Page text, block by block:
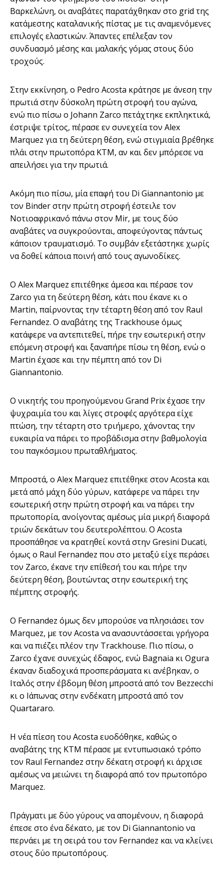
Βαρκελώνη, οι αναβάτες παρατάχθηκαν στο grid της
κατάμεστης καταλανικής πίστας με τις αναμενόμενες
επιλογές ελαστικών. Άπαντες επέλεξαν τον
συνδυασμό μέσης και μαλακής γόμας στους δύο
τροχούς.
Στην εκκίνηση, ο Pedro Acosta κράτησε με άνεση την
πρωτιά στην δύσκολη πρώτη στροφή του αγώνα,
ενώ πιο πίσω ο Johann Zarco πετάχτηκε εκπληκτικά,
έστριψε τρίτος, πέρασε εν συνεχεία τον Alex
Marquez για τη δεύτερη θέση, ενώ στιγμιαία βρέθηκε
πλάι στην πρωτοπόρα ΚΤΜ, αν και δεν μπόρεσε να
απειλήσει για την πρωτιά.
Ακόμη πιο πίσω, μία επαφή του Di Giannantonio με
τον Binder στην πρώτη στροφή έστειλε τον
Νοτιοαφρικανό πάνω στον Mir, με τους δύο
αναβάτες να συγκρούονται, αποφεύγοντας πάντως
κάποιον τραυματισμό. Το συμβάν εξετάστηκε χωρίς
να δοθεί κάποια ποινή από τους αγωνοδίκες.
Ο Alex Marquez επιτέθηκε άμεσα και πέρασε τον
Zarco για τη δεύτερη θέση, κάτι που έκανε κι ο
Martin, παίρνοντας την τέταρτη θέση από τον Raul
Fernandez. Ο αναβάτης της Trackhouse όμως
κατάφερε να αντεπιτεθεί, πήρε την εσωτερική στην
επόμενη στροφή και ξαναπήρε πίσω τη θέση, ενώ ο
Martin έχασε και την πέμπτη από τον Di
Giannantonio.
Ο νικητής του προηγούμενου Grand Prix έχασε την
ψυχραιμία του και λίγες στροφές αργότερα είχε
πτώση, την τέταρτη στο τριήμερο, χάνοντας την
ευκαιρία να πάρει το προβάδισμα στην βαθμολογία
του παγκόσμιου πρωταθλήματος.
Μπροστά, ο Alex Marquez επιτέθηκε στον Acosta και
μετά από μάχη δύο γύρων, κατάφερε να πάρει την
εσωτερική στην πρώτη στροφή και να πάρει την
πρωτοπορία, ανοίγοντας αμέσως μία μικρή διαφορά
τριών δεκάτων του δευτερολέπτου. Ο Acosta
προσπάθησε να κρατηθεί κοντά στην Gresini Ducati,
όμως ο Raul Fernandez που στο μεταξύ είχε περάσει
τον Zarco, έκανε την επίθεσή του και πήρε την
δεύτερη θέση, βουτώντας στην εσωτερική της
πέμπτης στροφής.
Ο Fernandez όμως δεν μπορούσε να πλησιάσει τον
Marquez, με τον Acosta να ανασυντάσσεται γρήγορα
και να πιέζει πλέον την Trackhouse. Πιο πίσω, ο
Zarco έχανε συνεχώς έδαφος, ενώ Bagnaia κι Ogura
έκαναν διαδοχικά προσπεράσματα κι ανέβηκαν, ο
Ιταλός στην έβδομη θέση μπροστά από τον Bezzecchi
κι ο Ιάπωνας στην ενδέκατη μπροστά από τον
Quartararo.
Η νέα πίεση του Acosta ευοδόθηκε, καθώς ο
αναβάτης της ΚΤΜ πέρασε με εντυπωσιακό τρόπο
τον Raul Fernandez στην δέκατη στροφή κι άρχισε
αμέσως να μειώνει τη διαφορά από τον πρωτοπόρο
Marquez.
Πράγματι με δύο γύρους να απομένουν, η διαφορά
έπεσε στο ένα δέκατο, με τον Di Giannantonio να
περνάει με τη σειρά του τον Fernandez και να κλείνει
στους δύο πρωτοπόρους.